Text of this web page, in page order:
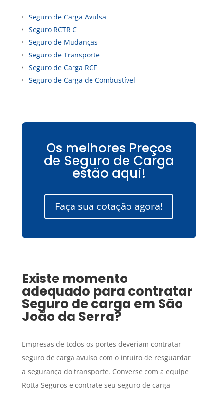
Seguro de Carga Avulsa
Seguro RCTR C
Seguro de Mudanças
Seguro de Transporte
Seguro de Carga RCF
Seguro de Carga de Combustível
Os melhores Preços
de Seguro de Carga
estão aqui!
Faça sua cotação agora!
Existe momento
adequado para contratar
Seguro de carga em São
João da Serra?
Empresas de todos os portes deveriam contratar
seguro de carga avulso com o intuito de resguardar
a segurança do transporte. Converse com a equipe
Rotta Seguros e contrate seu seguro de carga